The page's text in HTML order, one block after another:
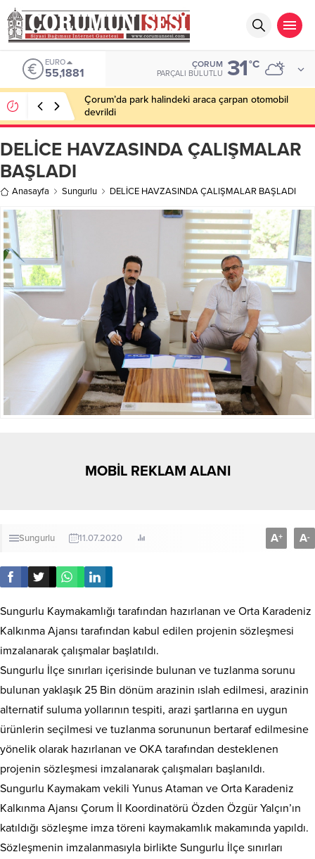
EURO
55,1881
ÇORUM
PARÇALI BULUTLU 31°C
Çorum’da park halindeki araca çarpan otomobil
devrildi
DELİCE HAVZASINDA ÇALIŞMALAR
BAŞLADI
Anasayfa Sungurlu DELİCE HAVZASINDA ÇALIŞMALAR BAŞLADI
MOBİL REKLAM ALANI
Sungurlu 11.07.2020 A+ A-
Sungurlu Kaymakamlığı tarafından hazırlanan ve Orta Karadeniz
Kalkınma Ajansı tarafından kabul edilen projenin sözleşmesi
imzalanarak çalışmalar başlatıldı.
Sungurlu İlçe sınırları içerisinde bulunan ve tuzlanma sorunu
bulunan yaklaşık 25 Bin dönüm arazinin ıslah edilmesi, arazinin
alternatif suluma yollarının tespiti, arazi şartlarına en uygun
ürünlerin seçilmesi ve tuzlanma sorununun bertaraf edilmesine
yönelik olarak hazırlanan ve OKA tarafından desteklenen
projenin sözleşmesi imzalanarak çalışmaları başlanıldı.
Sungurlu Kaymakam vekili Yunus Ataman ve Orta Karadeniz
Kalkınma Ajansı Çorum İl Koordinatörü Özden Özgür Yalçın’ın
katıldığı sözleşme imza töreni kaymakamlık makamında yapıldı.
Sözleşmenin imzalanmasıyla birlikte Sungurlu İlçe sınırları